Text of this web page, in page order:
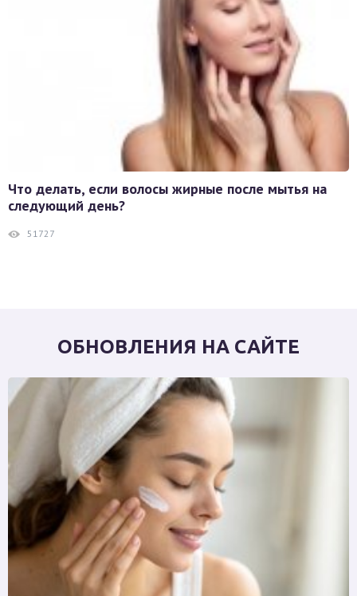
Что делать, если волосы жирные после мытья на
следующий день?
51727
ОБНОВЛЕНИЯ НА САЙТЕ